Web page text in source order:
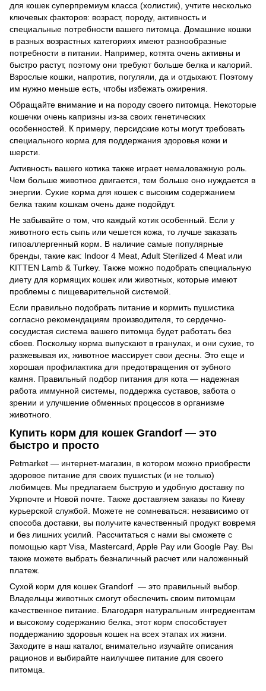
для кошек суперпремиум класса (холистик), учтите несколько
ключевых факторов: возраст, породу, активность и
специальные потребности вашего питомца. Домашние кошки
в разных возрастных категориях имеют разнообразные
потребности в питании. Например, котята очень активны и
быстро растут, поэтому они требуют больше белка и калорий.
Взрослые кошки, напротив, погуляли, да и отдыхают. Поэтому
им нужно меньше есть, чтобы избежать ожирения.
Обращайте внимание и на породу своего питомца. Некоторые
кошечки очень капризны из-за своих генетических
особенностей. К примеру, персидские коты могут требовать
специального корма для поддержания здоровья кожи и
шерсти.
Активность вашего котика также играет немаловажную роль.
Чем больше животное двигается, тем больше оно нуждается в
энергии. Сухие корма для кошек с высоким содержанием
белка таким кошкам очень даже подойдут.
Не забывайте о том, что каждый котик особенный. Если у
животного есть сыпь или чешется кожа, то лучше заказать
гипоаллергенный корм. В наличие самые популярные
бренды, такие как: Indoor 4 Meat, Adult Sterilized 4 Meat или
KITTEN Lamb & Turkey. Также можно подобрать специальную
диету для кормящих кошек или животных, которые имеют
проблемы с пищеварительной системой.
Если правильно подобрать питание и кормить пушистика
согласно рекомендациям производителя, то сердечно-
сосудистая система вашего питомца будет работать без
сбоев. Поскольку корма выпускают в гранулах, и они сухие, то
разжевывая их, животное массирует свои десны. Это еще и
хорошая профилактика для предотвращения от зубного
камня. Правильный подбор питания для кота — надежная
работа иммунной системы, поддержка суставов, забота о
зрении и улучшение обменных процессов в организме
животного.
Купить корм для кошек Grandorf — это
быстро и просто
Petmarket — интернет-магазин, в котором можно приобрести
здоровое питание для своих пушистых (и не только)
любимцев. Мы предлагаем быструю и удобную доставку по
Укрпочте и Новой почте. Также доставляем заказы по Киеву
курьерской службой. Можете не сомневаться: независимо от
способа доставки, вы получите качественный продукт вовремя
и без лишних усилий. Рассчитаться с нами вы сможете с
помощью карт Visa, Mastercard, Apple Pay или Google Pay. Вы
также можете выбрать безналичный расчет или наложенный
платеж.
Сухой корм для кошек Grandorf — это правильный выбор.
Владельцы животных смогут обеспечить своим питомцам
качественное питание. Благодаря натуральным ингредиентам
и высокому содержанию белка, этот корм способствует
поддержанию здоровья кошек на всех этапах их жизни.
Заходите в наш каталог, внимательно изучайте описания
рационов и выбирайте наилучшее питание для своего
питомца.